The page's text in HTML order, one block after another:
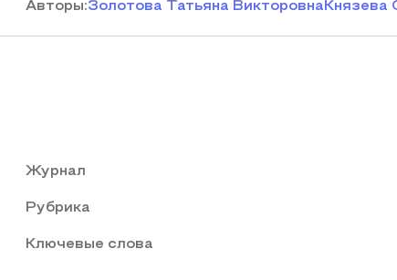
Авторы:Золотова Татьяна Викторовна Князева
Журнал
Рубрика
Ключевые слова